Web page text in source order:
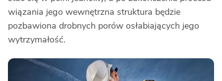
wiązania jego wewnętrzna struktura będzie
pozbawiona drobnych porów osłabiających jego
wytrzymałość.